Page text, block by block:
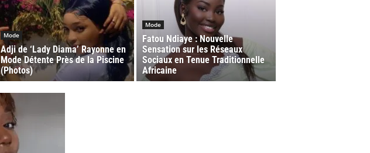
Mode
Adji de ‘Lady Diama’ Rayonne en
Mode Détente Près de la Piscine
(Photos)
Mode
Fatou Ndiaye : Nouvelle
Sensation sur les Réseaux
Sociaux en Tenue Traditionnelle
Africaine